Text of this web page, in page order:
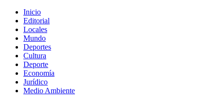
Inicio
Editorial
Locales
Mundo
Deportes
Cultura
Deporte
Economía
Jurídico
Medio Ambiente